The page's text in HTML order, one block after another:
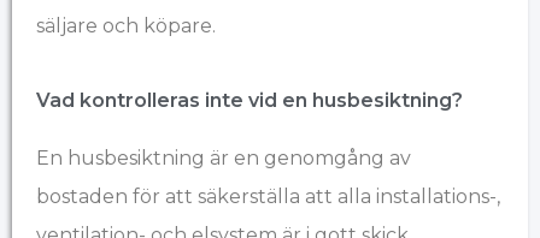
säljare och köpare.
Vad kontrolleras inte vid en husbesiktning?
En husbesiktning är en genomgång av
bostaden för att säkerställa att alla installations-,